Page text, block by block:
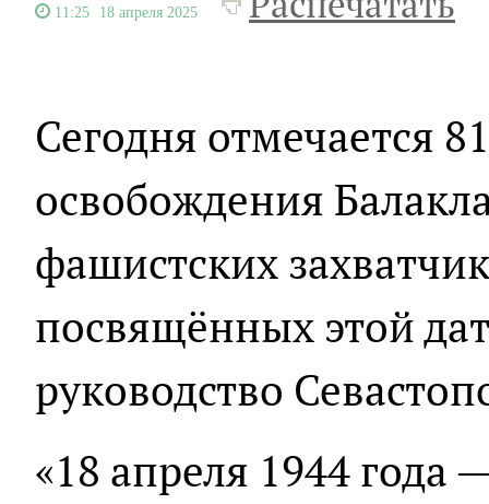
11:25 18 апреля 2025
Сегодня отмечается
освобождения
фашистских
посвящённых этой
руководство
«18 апреля 1944 года